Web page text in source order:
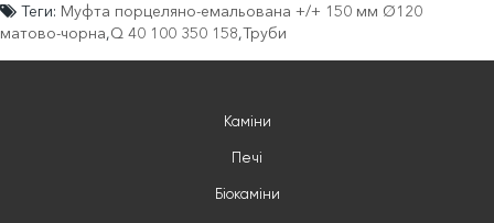
Теги: Муфта порцеляно-емальована +/+ 150 мм Ø120
матово-чорна,Q 40 100 350 158,Труби
Каміни
Печі
Біокаміни